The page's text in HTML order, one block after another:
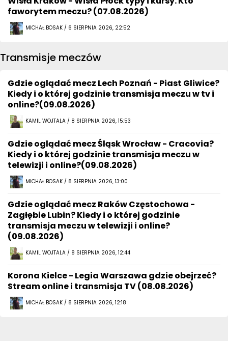
faworytem meczu? (07.08.2026)
MICHAŁ BOSAK / 6 SIERPNIA 2026, 22:52
Transmisje meczów
Gdzie oglądać mecz Lech Poznań - Piast Gliwice?
Kiedy i o której godzinie transmisja meczu w tv i
online?(09.08.2026)
KAMIL WOJTALA / 8 SIERPNIA 2026, 15:53
Gdzie oglądać mecz Śląsk Wrocław - Cracovia?
Kiedy i o której godzinie transmisja meczu w
telewizji i online?(09.08.2026)
MICHAŁ BOSAK / 8 SIERPNIA 2026, 13:00
Gdzie oglądać mecz Raków Częstochowa -
Zagłębie Lubin? Kiedy i o której godzinie
transmisja meczu w telewizji i online?
(09.08.2026)
KAMIL WOJTALA / 8 SIERPNIA 2026, 12:44
Korona Kielce - Legia Warszawa gdzie obejrzeć?
Stream online i transmisja TV (08.08.2026)
MICHAŁ BOSAK / 8 SIERPNIA 2026, 12:18